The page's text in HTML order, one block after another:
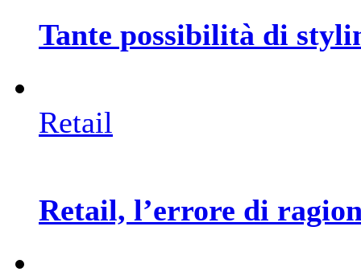
Tante possibilità di
Retail
Retail, l’errore di